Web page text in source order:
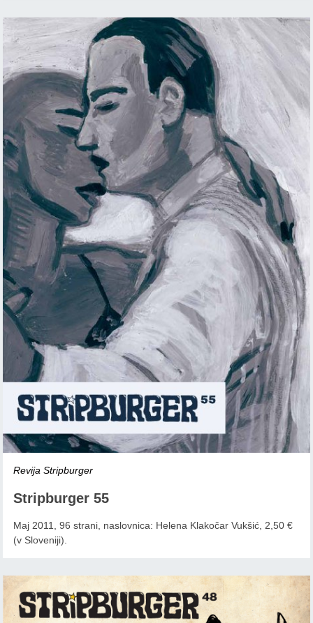
Revija Stripburger
Stripburger 55
Maj 2011, 96 strani, naslovnica: Helena Klakočar Vukšić, 2,50 €
(v Sloveniji).